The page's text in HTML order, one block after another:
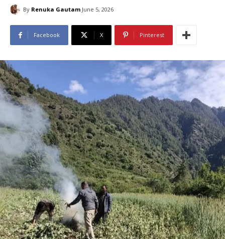
By Renuka Gautam June 5, 2026
Facebook X Pinterest